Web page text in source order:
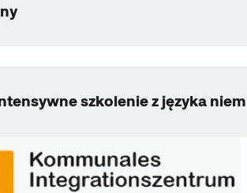
szkolenie z języka